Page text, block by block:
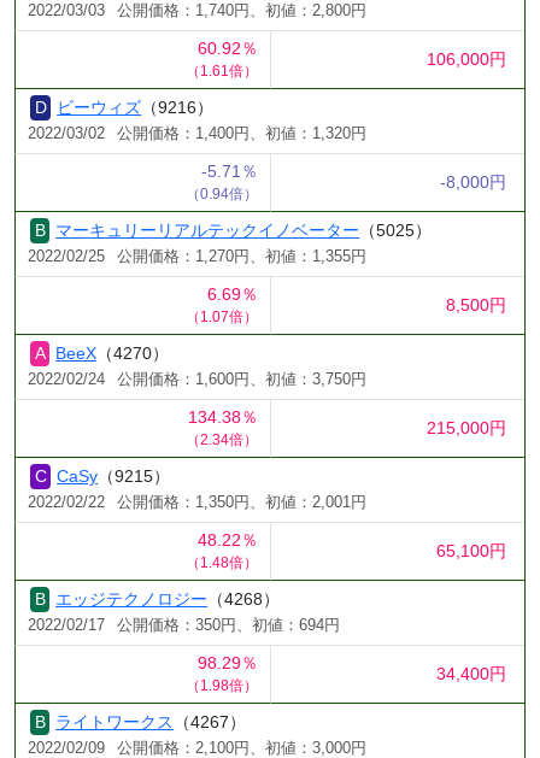
2022/03/03 公開価格：1,740円、初値：2,800円
60.92％
（1.61倍）
106,000円
ビーウィズ （9216）
2022/03/02 公開価格：1,400円、初値：1,320円
-5.71％
（0.94倍）
-8,000円
マーキュリーリアルテックイノベーター （5025）
2022/02/25 公開価格：1,270円、初値：1,355円
6.69％
（1.07倍）
8,500円
BeeX （4270）
2022/02/24 公開価格：1,600円、初値：3,750円
134.38％
（2.34倍）
215,000円
CaSy （9215）
2022/02/22 公開価格：1,350円、初値：2,001円
48.22％
（1.48倍）
65,100円
エッジテクノロジー （4268）
2022/02/17 公開価格：350円、初値：694円
98.29％
（1.98倍）
34,400円
ライトワークス （4267）
2022/02/09 公開価格：2,100円、初値：3,000円